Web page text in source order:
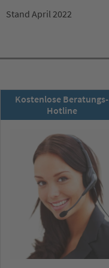
Stand April 2022
Kostenlose Beratungs-
Hotline